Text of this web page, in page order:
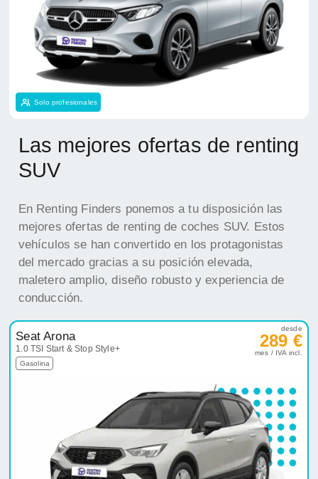
Solo profesionales
Las mejores ofertas de renting
SUV
En Renting Finders ponemos a tu disposición las
mejores ofertas de renting de coches SUV. Estos
vehículos se han convertido en los protagonistas
del mercado gracias a su posición elevada,
maletero amplio, diseño robusto y experiencia de
conducción.
Seat Arona
1.0 TSI Start & Stop Style+
Gasolina
desde
289 €
mes / IVA incl.